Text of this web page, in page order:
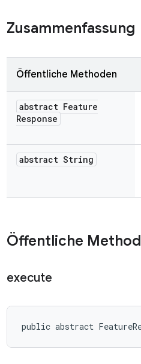
Zusammenfassung
Öffentliche Methoden
abstract Feature
Response
abstract String
Öffentliche
execute
public abstract